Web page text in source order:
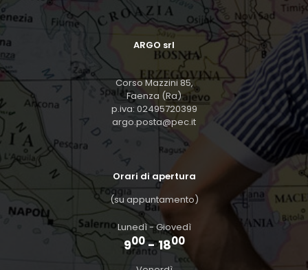
ARGO srl
Corso Mazzini 85,
Faenza (Ra)
p.iva: 02495720399
argo.posta@pec.it
Orari di apertura
(su appuntamento)
Lunedì - Giovedì
900- 1800